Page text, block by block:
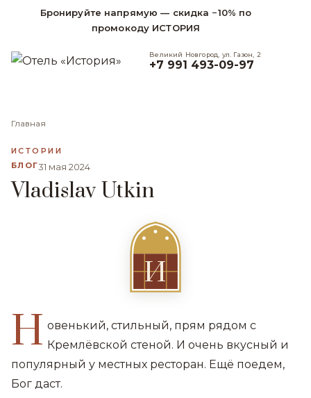
Бронируйте напрямую — скидка −10% по
промокоду ИСТОРИЯ
Великий Новгород, ул. Газон, 2
+7 991 493-09-97
Главная
ИСТОРИИ
БЛОГ31 мая 2024
Vladislav Utkin
И
Н овенький, стильный, прям рядом с
Кремлёвской стеной. И очень вкусный и
популярный у местных ресторан. Ещё поедем,
Бог даст.